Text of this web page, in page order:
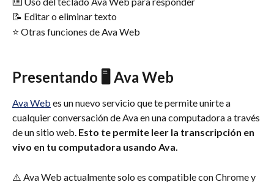
📝 Editar o eliminar texto
⭐️ Otras funciones de Ava Web
Presentando 🖥 Ava Web
Ava Web es un nuevo servicio que te permite unirte a
cualquier conversación de Ava en una computadora a través
de un sitio web. Esto te permite leer la transcripción en
vivo en tu computadora usando Ava.
⚠️ Ava Web actualmente solo es compatible con Chrome y